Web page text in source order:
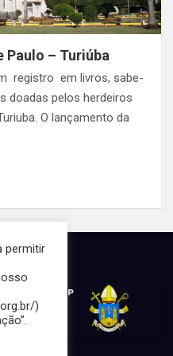
Paulo – Turiúba
registro em livros, sabe-
doadas pelos herdeiros
O lançamento da
permitir
)